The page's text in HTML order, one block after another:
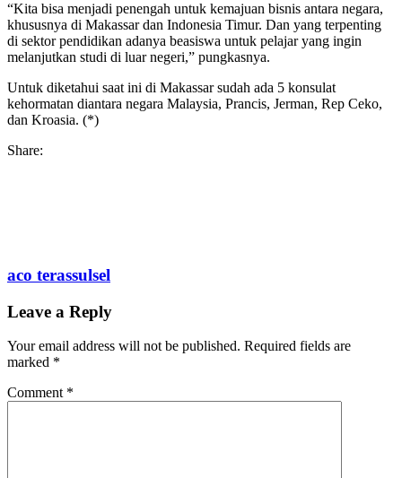
“Kita bisa menjadi penengah untuk kemajuan bisnis antara negara,
khususnya di Makassar dan Indonesia Timur. Dan yang terpenting
di sektor pendidikan adanya beasiswa untuk pelajar yang ingin
melanjutkan studi di luar negeri,” pungkasnya.
Untuk diketahui saat ini di Makassar sudah ada 5 konsulat
kehormatan diantara negara Malaysia, Prancis, Jerman, Rep Ceko,
dan Kroasia. (*)
Share:
aco terassulsel
Leave a Reply
Your email address will not be published. Required fields are
marked *
Comment *